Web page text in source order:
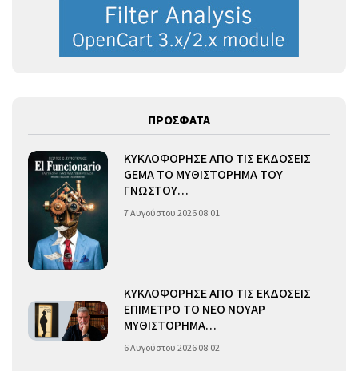
ΠΡΟΣΦΑΤΑ
ΚΥΚΛΟΦΟΡΗΣΕ ΑΠΟ ΤΙΣ ΕΚΔΟΣΕΙΣ
GEMA ΤΟ ΜΥΘΙΣΤΟΡΗΜΑ ΤΟΥ
ΓΝΩΣΤΟΥ…
7 Αυγούστου 2026 08:01
ΚΥΚΛΟΦΟΡΗΣΕ ΑΠΟ ΤΙΣ ΕΚΔΟΣΕΙΣ
ΕΠΙΜΕΤΡΟ ΤΟ ΝΕΟ ΝΟΥΑΡ
ΜΥΘΙΣΤΟΡΗΜΑ…
6 Αυγούστου 2026 08:02